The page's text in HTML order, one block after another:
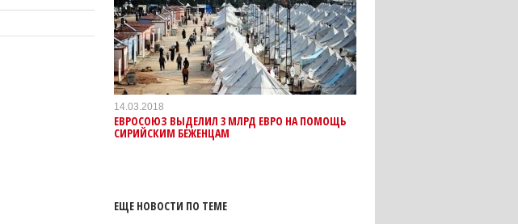
14.03.2018
ЕВРОСОЮЗ ВЫДЕЛИЛ 3 МЛРД ЕВРО НА ПОМОЩЬ
СИРИЙСКИМ БЕЖЕНЦАМ
ЕЩЕ НОВОСТИ ПО ТЕМЕ